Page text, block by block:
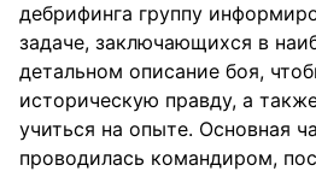
дебрифинга группу
задаче, заключающихся в
детальном описание боя,
историческую правду, а
учиться на опыте. Основная
проводилась командиром,